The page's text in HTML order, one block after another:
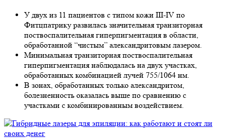
У двух из 11 пациентов с типом кожи III-IV по
Фитцпатрику развилась значительная транзиторная
поствоспалительная гиперпигментация в области,
обработанной “чистым” александритовым лазером.
Минимальная транзиторная поствоспалительная
гиперпигментация наблюдалась на двух участках,
обработанных комбинацией лучей 755/1064 нм.
В зонах, обработанных только александритом,
болезненность оказалась выше по сравнению с
участками с комбинированным воздействием.